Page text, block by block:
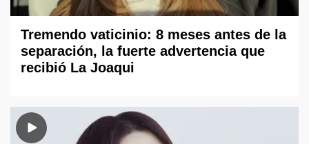
Tremendo vaticinio: 8 meses antes de la
separación, la fuerte advertencia que
recibió La Joaqui